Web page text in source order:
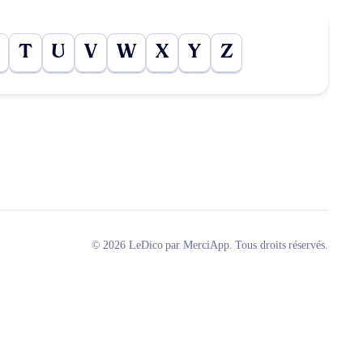
T U V W X Y Z
© 2026 LeDico par MerciApp. Tous droits réservés.